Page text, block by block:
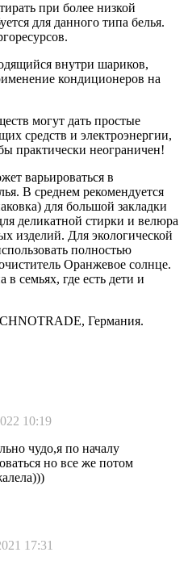
при более низкой
для данного типа белья.
внутри шариков,
кондиционеров на
могут дать простые
средств и электроэнергии,
практически неограничен!
варьироваться в
В среднем рекомендуется
для большой закладки
деликатной стирки и велюра
изделий. Для экологической
полностью
Оранжевое солнце.
в семьях, где есть дети и
Германия.
10:19
чудо,я по началу
но все же потом
17:31